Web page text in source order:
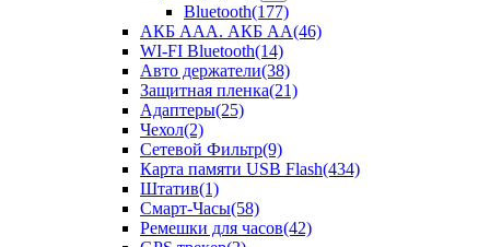
Bluetooth(177)
АКБ ААА. АКБ АА(46)
WI-FI Bluetooth(14)
Авто держатели(38)
Защитная пленка(21)
Адаптеры(25)
Чехол(2)
Сетевой Фильтр(9)
Карта памяти USB Flash(434)
Штатив(1)
Смарт-Часы(58)
Ремешки для часов(42)